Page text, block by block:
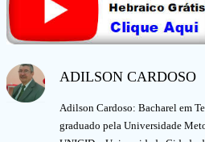
ADILSON CARDOSO
Adilson Cardoso: Bacharel em
graduado pela Universidade